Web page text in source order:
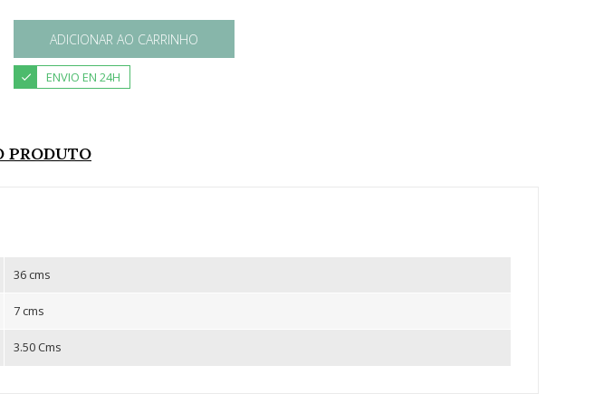
ADICIONAR AO CARRINHO
ENVIO EN 24H
PRODUTO
36 cms
7 cms
3.50 Cms